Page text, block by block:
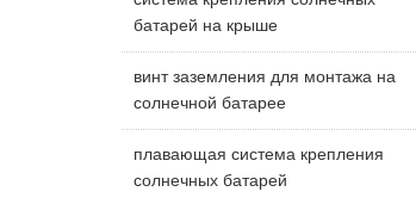
батарей на крыше
винт заземления для монтажа на
солнечной батарее
плавающая система крепления
солнечных батарей